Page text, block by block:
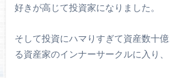
好きが高じて投資家になりました。
そして投資にハマりすぎて資産数十
る資産家のインナーサークルに入り、